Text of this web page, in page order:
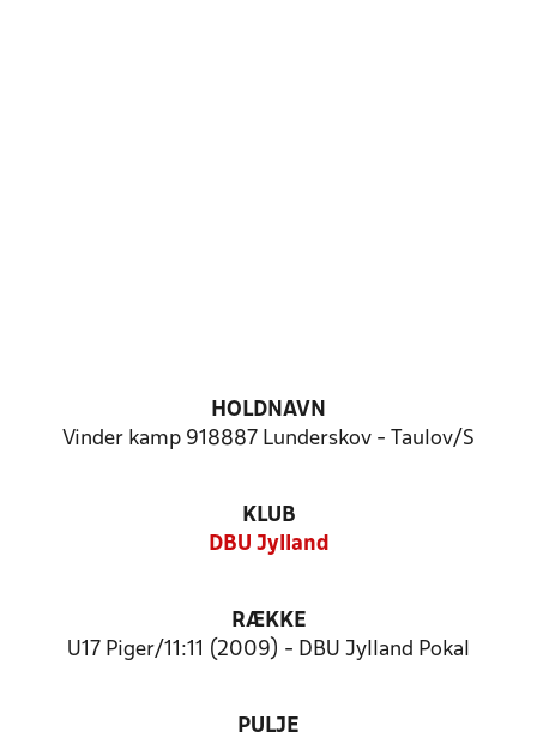
HOLDNAVN
Vinder kamp 918887 Lunderskov - Taulov/S
KLUB
DBU Jylland
RÆKKE
U17 Piger/11:11 (2009) - DBU Jylland Pokal
PULJE